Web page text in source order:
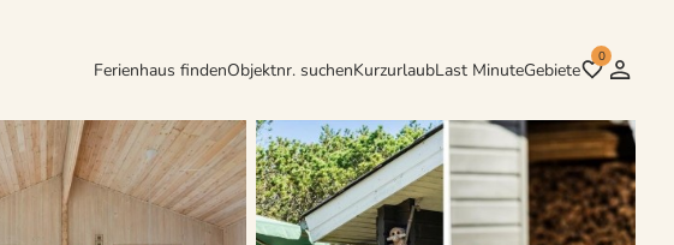
Ferienhaus findenObjektnr. suchenKurzurlaubLast MinuteGebiete
0